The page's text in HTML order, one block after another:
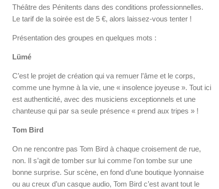
Théâtre des Pénitents dans des conditions professionnelles.
Le tarif de la soirée est de 5 €, alors laissez-vous tenter !
Présentation des groupes en quelques mots :
Lümé
C’est le projet de création qui va remuer l’âme et le corps,
comme une hymne à la vie, une « insolence joyeuse ». Tout ici
est authenticité, avec des musiciens exceptionnels et une
chanteuse qui par sa seule présence « prend aux tripes » !
Tom Bird
On ne rencontre pas Tom Bird à chaque croisement de rue,
non. Il s’agit de tomber sur lui comme l’on tombe sur une
bonne surprise. Sur scène, en fond d’une boutique lyonnaise
ou au creux d’un casque audio, Tom Bird c’est avant tout le